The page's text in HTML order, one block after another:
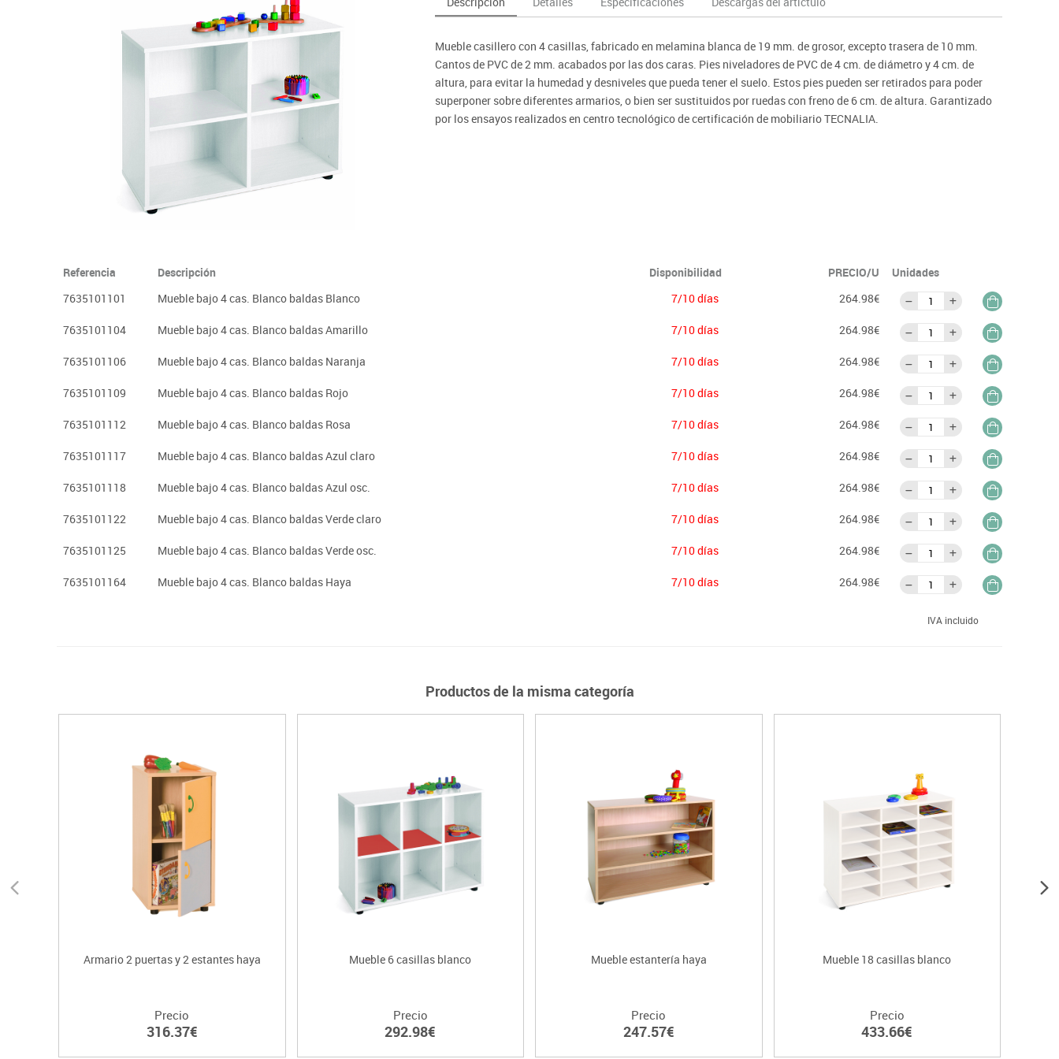
Manualidades
Juegos heurísticos
Juegos de mesa
Pizarras, vitrinas y expositores
Sillas, bancos y taburetes
Deportes raqueta
Protección deportiva
Psicomotricidad
Monitores interactivos
Pantallas de proyección
Soportes
Videoproyección
Mueble casillero con 4 casillas, fabricado en melamina blanca de 19 mm. de grosor, excepto trasera de 10 mm.
Cantos de PVC de 2 mm. acabados por las dos caras. Pies niveladores de PVC de 4 cm. de diámetro y 4 cm. de
altura, para evitar la humedad y desniveles que pueda tener el suelo. Estos pies pueden ser retirados para poder
superponer sobre diferentes armarios, o bien ser sustituidos por ruedas con freno de 6 cm. de altura. Garantizado
por los ensayos realizados en centro tecnológico de certificación de mobiliario TECNALIA.
Referencia Descripción Disponibilidad PRECIO/U
Unidades
7635101101
Mueble bajo 4 cas. Blanco baldas Blanco 7/10 días 264.98€
7635101104 Mueble bajo 4 cas. Blanco baldas Amarillo 7/10 días 264.98€
7635101106 Mueble bajo 4 cas. Blanco baldas Naranja 7/10 días 264.98€
7635101109 Mueble bajo 4 cas. Blanco baldas Rojo 7/10 días 264.98€
7635101112 Mueble bajo 4 cas. Blanco baldas Rosa 7/10 días 264.98€
7635101117 Mueble bajo 4 cas. Blanco baldas Azul claro 7/10 días 264.98€
7635101118 Mueble bajo 4 cas. Blanco baldas Azul osc. 7/10 días 264.98€
7635101122 Mueble bajo 4 cas. Blanco baldas Verde claro 7/10 días 264.98€
7635101125 Mueble bajo 4 cas. Blanco baldas Verde osc. 7/10 días 264.98€
7635101164 Mueble bajo 4 cas. Blanco baldas Haya 7/10 días 264.98€
IVA incluido
Productos de la misma categoría
Armario 2 puertas y 2 estantes haya
Precio
316.37€
Mueble 6 casillas blanco
Precio
292.98€
Mueble estantería haya
Precio
247.57€
Mueble 18 casillas blanco
Precio
433.66€